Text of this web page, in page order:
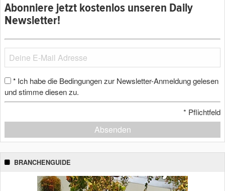
Abonniere jetzt kostenlos unseren Daily
Newsletter!
* Ich habe die Bedingungen zur Newsletter-Anmeldung gelesen
und stimme diesen zu.
* Pflichtfeld
Absenden
BRANCHENGUIDE